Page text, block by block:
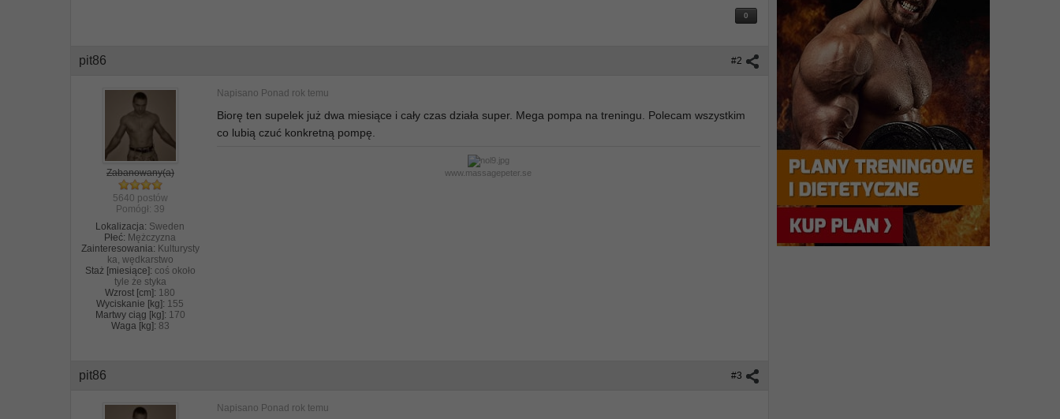
0
#2
pit86
Zabanowany(a)
5640 postów
Pomógł: 39
Lokalizacja: Sweden
Płeć: Mężczyzna
Zainteresowania: Kulturysty
ka, wędkarstwo
Staż [miesiące]: coś około
tyle że styka
Wzrost [cm]: 180
Wyciskanie [kg]: 155
Martwy ciąg [kg]: 170
Waga [kg]: 83
Napisano Ponad rok temu
Biorę ten supelek już dwa miesiące i cały czas działa super. Mega pompa na treningu. Polecam wszystkim
co lubią czuć konkretną pompę.
www.massagepeter.se
#3
pit86
Napisano Ponad rok temu